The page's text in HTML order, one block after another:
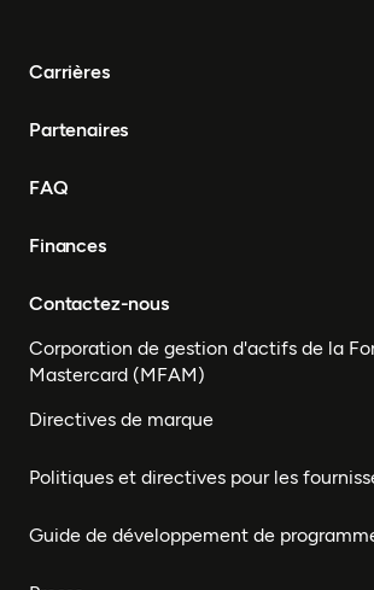
Carrières
Partenaires
FAQ
Finances
Contactez-nous
Corporation de gestion d'actifs de la
Mastercard (MFAM)
Directives de marque
Politiques et directives pour les
Guide de développement de